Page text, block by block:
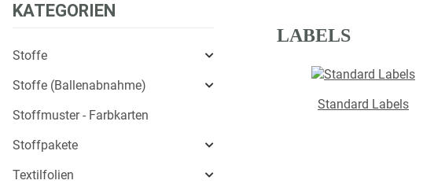
LABELS
Standard Labels
KATEGORIEN
Stoffe
Stoffe (Ballenabnahme)
Stoffmuster - Farbkarten
Stoffpakete
Textilfolien